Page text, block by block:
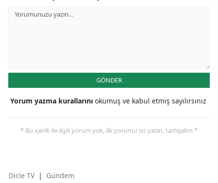
GÖNDER
Yorum yazma kurallarını okumuş ve kabul etmiş sayılırsınız
* Bu içerik ile ilgili yorum yok, ilk yorumu siz yazın, tartışalım *
Dicle TV | Gündem